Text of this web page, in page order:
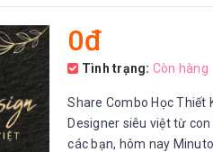
0đ
Tình trạng: Còn hàng
Share Combo Học Thiết
Designer siêu việt từ
các bạn, hôm nay